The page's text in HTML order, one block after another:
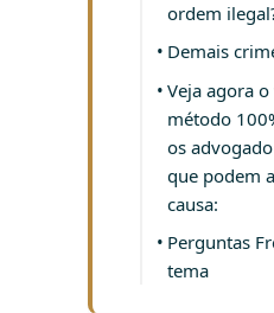
ordem
Demais
Veja agora
método
os
que podem
causa:
Perguntas
tema